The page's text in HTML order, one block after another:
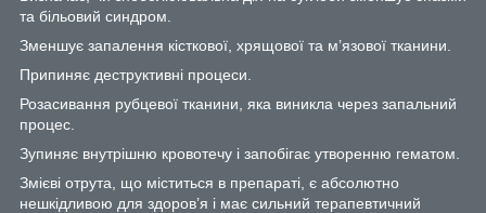
та більовий синдром.
Зменшує запалення кісткової, хрящової та м’язової тканини.
Припиняє деструктивні процеси.
Розасивання рубцевої тканини, яка виникла через запальний
процес.
Зупиняє внутрішню кровотечу і запобігає утворенню гематом.
Змієві отрута, що міститься в препараті, є абсолютно
нешкідливою для здоров’я і має сильний терапевтичний